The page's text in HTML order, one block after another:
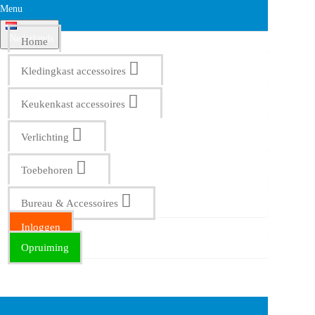
Menu
Nederlands
Home
Kledingkast accessoires
Keukenkast accessoires
Verlichting
Toebehoren
Bureau & Accessoires
Inloggen
Opruiming